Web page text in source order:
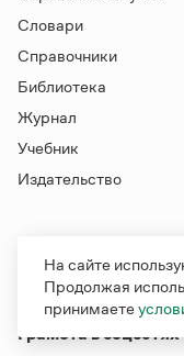
Словари
Справочники
Библиотека
Журнал
Учебник
Издательство
Грамота в соцсетях
На сайте
Продолжая
принимаете